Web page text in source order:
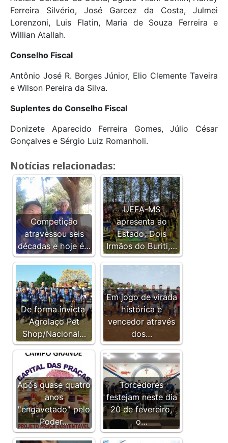
Ferreira Silvério, José Garcez da Costa, Julmei
Lorenzoni, Luis Flatin, Maria de Souza Ferreira e
Willian Atallah.
Conselho Fiscal
Antônio José R. Borges Júnior, Elio Clemente Taveira
e Wilson Pereira da Silva.
Suplentes do Conselho Fiscal
Donizete Aparecido Ferreira Gomes, Júlio César
Gonçalves e Sérgio Luiz Romanholi.
Notícias relacionadas:
Competição
atravessou seis
décadas e hoje é…
UEFA-MS
apresenta ao
Estado, Dois
Irmãos do Buriti,…
De forma invicta,
Agrolaço Pet
Shop/Nacional…
Em jogo de virada
histórica e
vencedor através
dos…
Após quase quatro
anos
"engavetado" pelo
Poder…
Torcedores
festejam neste dia
20 de fevereiro,
o…